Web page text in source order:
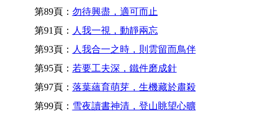
第89頁： 勿待興盡，適可而止
第91頁： 人我一視，動靜兩忘
第93頁： 人我合一之時，則雲留而鳥伴
第95頁： 若要工夫深，鐵件磨成針
第97頁： 落葉蘊育萌芽，生機藏於肅殺
第99頁： 雪夜讀書神清，登山眺望心曠